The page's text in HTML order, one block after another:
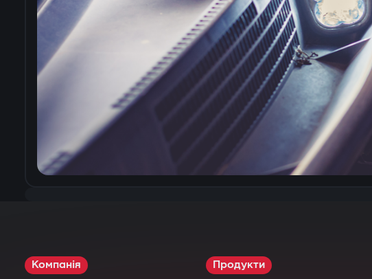
Компанія Продукти